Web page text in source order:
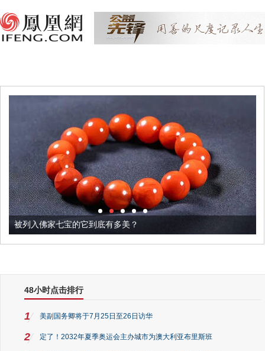
被列入佛家七宝的它到底有多美？
48小时点击排行
1 美副国务卿将于7月25日至26日访华
2 定了！2032年夏季奥运会主办城市为澳大利亚布里斯班